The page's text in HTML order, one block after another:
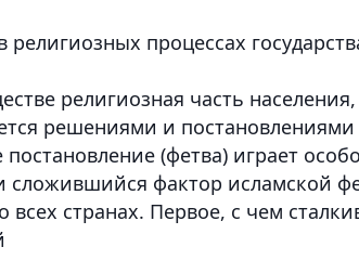
религиозных процессах
религиозная часть
решениями и
постановление (фетва) играет
сложившийся фактор исламской
всех странах. Первое, с чем